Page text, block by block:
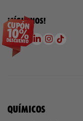
¡SÍGUENOS!
QUÍMICOS